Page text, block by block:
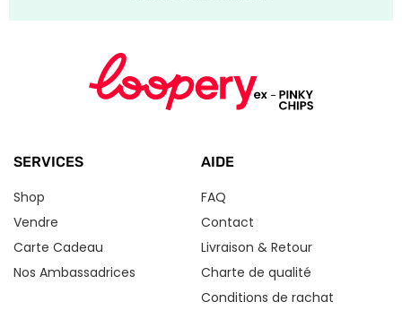
SERVICES
Shop
Vendre
Carte Cadeau
Nos Ambassadrices
AIDE
FAQ
Contact
Livraison & Retour
Charte de qualité
Conditions de rachat